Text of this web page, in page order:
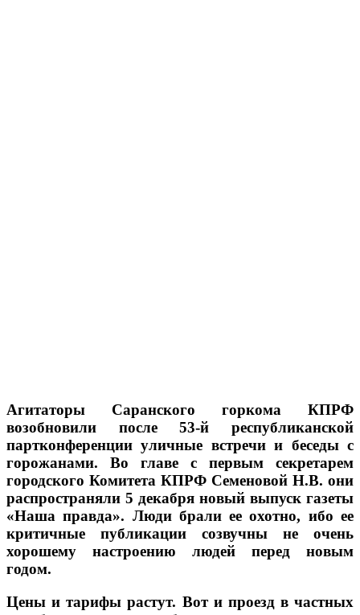
Агитаторы Саранского горкома КПРФ
возобновили после 53-й республиканской
партконференции уличные встречи и беседы с
горожанами. Во главе с первым секретарем
городского Комитета КПРФ Семеновой Н.В. они
распространяли 5 декабря новый выпуск газеты
«Наша правда». Люди брали ее охотно, ибо ее
критичные публикации созвучны не очень
хорошему настроению людей перед новым
годом.
Цены и тарифы растут. Вот и проезд в частных